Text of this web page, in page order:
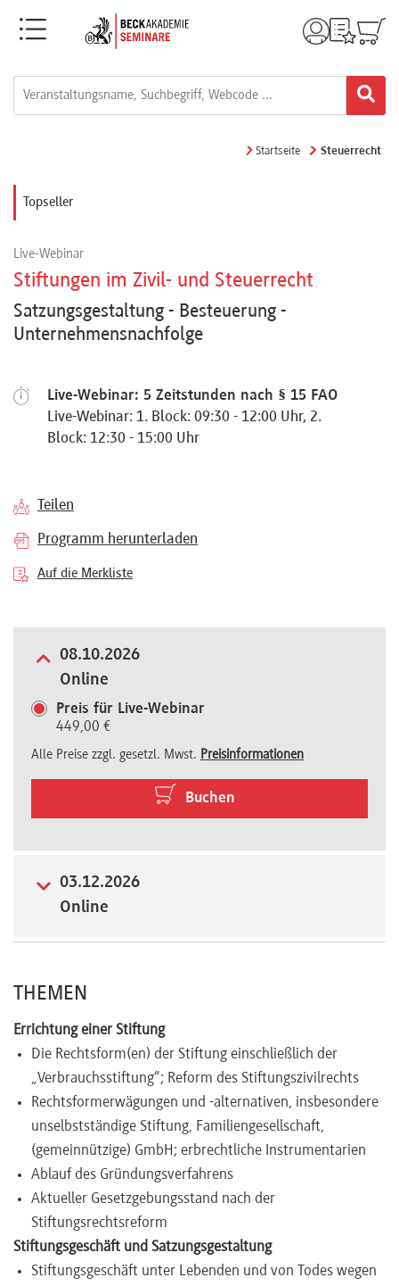
Menü
Webinare
e-
Referenten
Kontakt
uns
FAQ
Startseite Steuerrecht
Topseller
Live-Webinar
Stiftungen im Zivil- und Steuerrecht
Satzungsgestaltung - Besteuerung -
Unternehmensnachfolge
Live-Webinar: 5 Zeitstunden nach § 15 FAO
Live-Webinar: 1. Block: 09:30 - 12:00 Uhr, 2.
Block: 12:30 - 15:00 Uhr
Teilen
Programm herunterladen
Auf die Merkliste
08.10.2026
Online
Preis für Live-Webinar
449,00 €
Alle Preise zzgl. gesetzl. Mwst. Preisinformationen
Buchen
03.12.2026
Online
THEMEN
Errichtung einer Stiftung
Die Rechtsform(en) der Stiftung einschließlich der
„Verbrauchsstiftung“; Reform des Stiftungszivilrechts
Rechtsformerwägungen und -alternativen, insbesondere
unselbstständige Stiftung, Familiengesellschaft,
(gemeinnützige) GmbH; erbrechtliche Instrumentarien
Ablauf des Gründungsverfahrens
Aktueller Gesetzgebungsstand nach der
Stiftungsrechtsreform
Stiftungsgeschäft und Satzungsgestaltung
Stiftungsgeschäft unter Lebenden und von Todes wegen